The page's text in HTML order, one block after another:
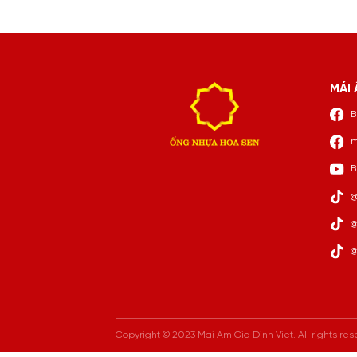
MÁI
Copyright © 2023 Mai Am Gia Dinh Viet. All rights